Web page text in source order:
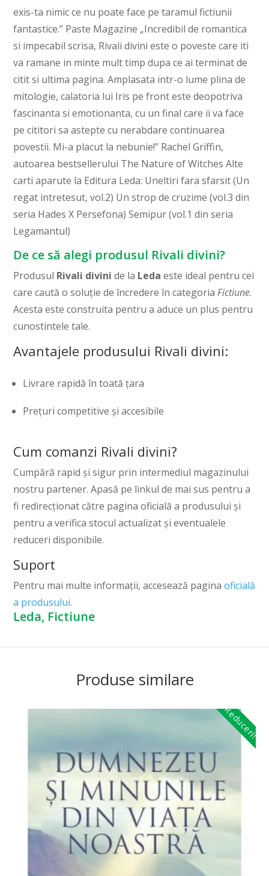
exis-ta nimic ce nu poate face pe taramul fictiunii
fantastice.” Paste Magazine „Incredibil de romantica
si impecabil scrisa, Rivali divini este o poveste care iti
va ramane in minte mult timp dupa ce ai terminat de
citit si ultima pagina. Amplasata intr-o lume plina de
mitolo­gie, calatoria lui Iris pe front este deopotriva
fascinanta si emotionanta, cu un final care ii va face
pe cititori sa astepte cu nerabdare conti­nuarea
povestii. Mi-a placut la nebunie!” Rachel Griffin,
autoarea bestsellerului The Nature of Witches Alte
carti aparute la Editura Leda: Uneltiri fara sfarsit (Un
regat intretesut, vol.2) Un strop de cruzime (vol.3 din
seria Hades X Persefona) Semipur (vol.1 din seria
Legamantul)
De ce să alegi produsul Rivali divini?
Produsul Rivali divini de la Leda este ideal pentru cei
care caută o soluție de încredere în categoriaFictiune.
Acesta este construita pentru a aduce un plus pentru
cunostintele tale.
Avantajele produsului Rivali divini:
Livrare rapidă în toată țara
Prețuri competitive și accesibile
Cum comanzi Rivali divini?
Cumpără rapid și sigur prin intermediul magazinului
nostru partener. Apasă pe linkul de mai sus pentru a
fi redirecționat către pagina oficială a produsului și
pentru a verifica stocul actualizat și eventualele
reduceri disponibile.
Suport
Pentru mai multe informații, accesează paginaoficială
a produsului.
Leda, Fictiune
Produse similare
Reduceri!